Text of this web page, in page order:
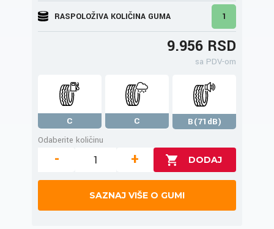
RASPOLOŽIVA KOLIČINA GUMA 1
9.956 RSD
sa PDV-om
C C
B(71dB)
Odaberite količinu
- +
SAZNAJ VIŠE O GUMI